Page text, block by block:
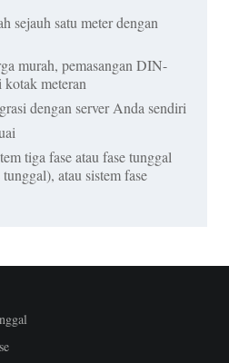
sejauh satu meter dengan
murah, pemasangan DIN-
meteran
dengan server Anda sendiri
tiga fase atau fase tunggal
atau sistem fase